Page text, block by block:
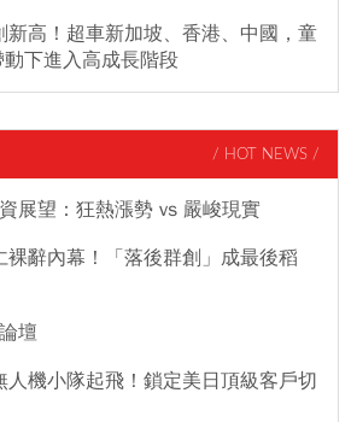
新高！超車新加坡、香港、中國，童
下進入高成長階段
/ HOT NEWS /
展望：狂熱漲勢 vs 嚴峻現實
裸辭內幕！「落後群創」成最後稻
壇
人機小隊起飛！鎖定美日頂級客戶切